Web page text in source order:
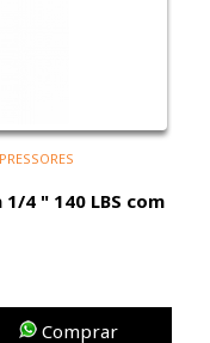
4 " 140 LBS com
Comprar